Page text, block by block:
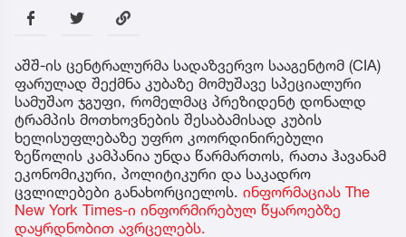
აშშ-ის ცენტრალურმა სადაზვერვო სააგენტომ (CIA)
ფარულად შექმნა კუბაზე მომუშავე სპეციალური
სამუშაო ჯგუფი, რომელმაც პრეზიდენტ დონალდ
ტრამპის მოთხოვნების შესაბამისად კუბის
ხელისუფლებაზე უფრო კოორდინირებული
ზეწოლის კამპანია უნდა წარმართოს, რათა ჰავანამ
ეკონომიკური, პოლიტიკური და საკადრო
ცვლილებები განახორციელოს. ინფორმაციას The
New York Times-ი ინფორმირებულ წყაროებზე
დაყრდნობით ავრცელებს.